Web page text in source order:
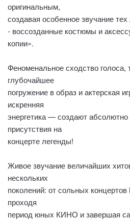
оригинальным,
создавая особенное звучание тех
- воссозданные костюмы и
копии».
Феноменальное сходство
глубочайшее
погружение в образ и актерская
искренняя
энергетика — создают
присутствия на
концерте легенды!
Живое звучание величайших
нескольких
поколений: от сольных
проходя
период юных КИНО и завершая